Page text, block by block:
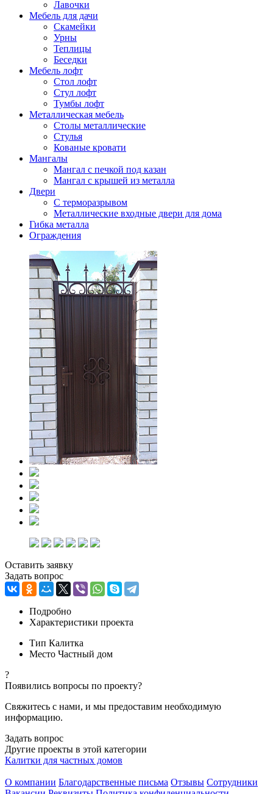
Лавочки
Мебель для дачи
Скамейки
Урны
Теплицы
Беседки
Мебель лофт
Стол лофт
Стул лофт
Тумбы лофт
Металлическая мебель
Столы металлические
Стулья
Кованые кровати
Мангалы
Мангал с печкой под казан
Мангал с крышей из металла
Двери
C терморазрывом
Металлические входные двери для дома
Гибка металла
Ограждения
Оставить заявку
Задать вопрос
Подробно
Характеристики проекта
Тип Калитка
Место Частный дом
?
Появились вопросы по проекту?
Свяжитесь с нами, и мы предоставим необходимую
информацию.
Задать вопрос
Другие проекты в этой категории
Калитки для частных домов
О компании Благодарственные письма Отзывы Сотрудники